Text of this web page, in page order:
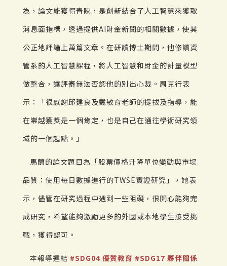
為，論文能獲得青睞，是創新結合了人工智慧來獲取
消息面指標，透過提供AI財金新聞的相關數據，使其
公正地評論上萬篇文章。在研讀博士期間，他修讀資
管系的人工智慧課程，將人工智慧和財金的計量模型
做整合，讓評審無法否認他的別出心裁。周克行表
示：「很感謝邱建良及戴敏育老師的提拔及指導，能
在崇越獲獎是一個肯定，也是自己在通往學術研究領
域的一個起點。」
馬蘭的論文題目為「股票價格升降單位變動與市場
品質：使用每日數據進行的TWSE實證研究」，她表
示，儘管在研究過程中遇到一些阻礙，很開心能夠完
成研究，希望能夠激勵更多的外國或本地學生接受挑
戰，獲得認可。
本報導連結 #SDG04 優質教育 #SDG17 夥伴關係